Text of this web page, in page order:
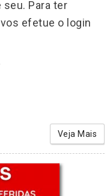
Para ter
efetue o login
Veja Mais